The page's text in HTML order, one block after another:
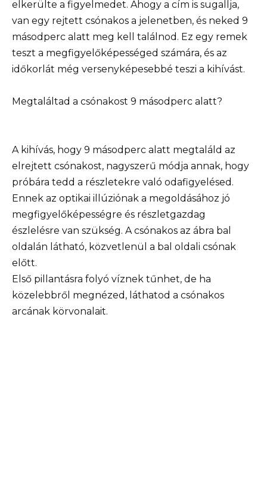
elkerülte a figyelmedet. Ahogy a cím is sugallja,
van egy rejtett csónakos a jelenetben, és neked 9
másodperc alatt meg kell találnod. Ez egy remek
teszt a megfigyelőképességed számára, és az
időkorlát még versenyképesebbé teszi a kihívást.
Megtaláltad a csónakost 9 másodperc alatt?
A kihívás, hogy 9 másodperc alatt megtaláld az
elrejtett csónakost, nagyszerű módja annak, hogy
próbára tedd a részletekre való odafigyelésed.
Ennek az optikai illúziónak a megoldásához jó
megfigyelőképességre és részletgazdag
észlelésre van szükség. A csónakos az ábra bal
oldalán látható, közvetlenül a bal oldali csónak
előtt.
Első pillantásra folyó víznek tűnhet, de ha
közelebbről megnézed, láthatod a csónakos
arcának körvonalait.